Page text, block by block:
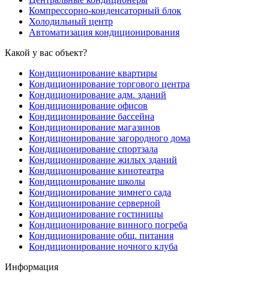
Компрессорно-конденсаторный блок
Холодильный центр
Автоматизация кондиционирования
Какой у вас объект?
Кондиционирование квартиры
Кондиционирование торгового центра
Кондиционирование адм. зданий
Кондиционирование офисов
Кондиционирование бассейна
Кондиционирование магазинов
Кондиционирование загородного дома
Кондиционирование спортзала
Кондиционирование жилых зданий
Кондиционирование кинотеатра
Кондиционирование школы
Кондиционирование зимнего сада
Кондиционирование серверной
Кондиционирование гостиницы
Кондиционирование винного погреба
Кондиционирование общ. питания
Кондиционирование ночного клуба
Информация